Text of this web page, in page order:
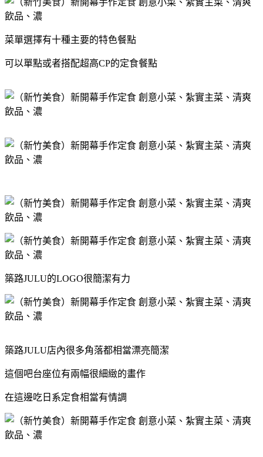
菜單選擇有十種主要的特色餐點
可以單點或者搭配超高CP的定食餐點
築路JULU的LOGO很簡潔有力
築路JULU店內很多角落都相當漂亮簡潔
這個吧台座位有兩幅很細緻的畫作
在這邊吃日系定食相當有情調